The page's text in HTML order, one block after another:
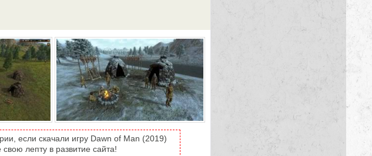
если скачали игру Dawn of Man (2019)
лепту в развитие сайта!